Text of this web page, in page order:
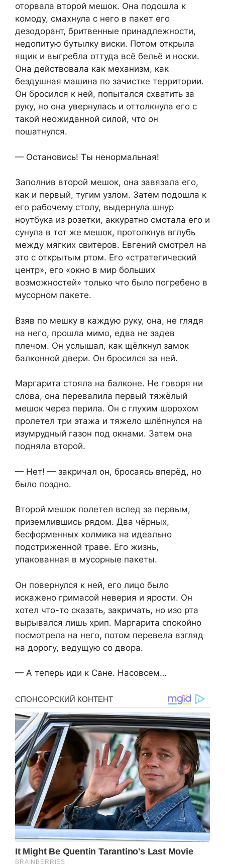
оторвала второй мешок. Она подошла к
комоду, смахнула с него в пакет его
дезодорант, бритвенные принадлежности,
недопитую бутылку виски. Потом открыла
ящик и выгребла оттуда всё бельё и носки.
Она действовала как механизм, как
бездушная машина по зачистке территории.
Он бросился к ней, попытался схватить за
руку, но она увернулась и оттолкнула его с
такой неожиданной силой, что он
пошатнулся.
— Остановись! Ты ненормальная!
Заполнив второй мешок, она завязала его,
как и первый, тугим узлом. Затем подошла к
его рабочему столу, выдернула шнур
ноутбука из розетки, аккуратно смотала его и
сунула в тот же мешок, протолкнув вглубь
между мягких свитеров. Евгений смотрел на
это с открытым ртом. Его «стратегический
центр», его «окно в мир больших
возможностей» только что было погребено в
мусорном пакете.
Взяв по мешку в каждую руку, она, не глядя
на него, прошла мимо, едва не задев
плечом. Он услышал, как щёлкнул замок
балконной двери. Он бросился за ней.
Маргарита стояла на балконе. Не говоря ни
слова, она перевалила первый тяжёлый
мешок через перила. Он с глухим шорохом
пролетел три этажа и тяжело шлёпнулся на
изумрудный газон под окнами. Затем она
подняла второй.
— Нет! — закричал он, бросаясь вперёд, но
было поздно.
Второй мешок полетел вслед за первым,
приземлившись рядом. Два чёрных,
бесформенных холмика на идеально
подстриженной траве. Его жизнь,
упакованная в мусорные пакеты.
Он повернулся к ней, его лицо было
искажено гримасой неверия и ярости. Он
хотел что-то сказать, закричать, но изо рта
вырывался лишь хрип. Маргарита спокойно
посмотрела на него, потом перевела взгляд
на дорогу, ведущую со двора.
— А теперь иди к Сане. Насовсем…